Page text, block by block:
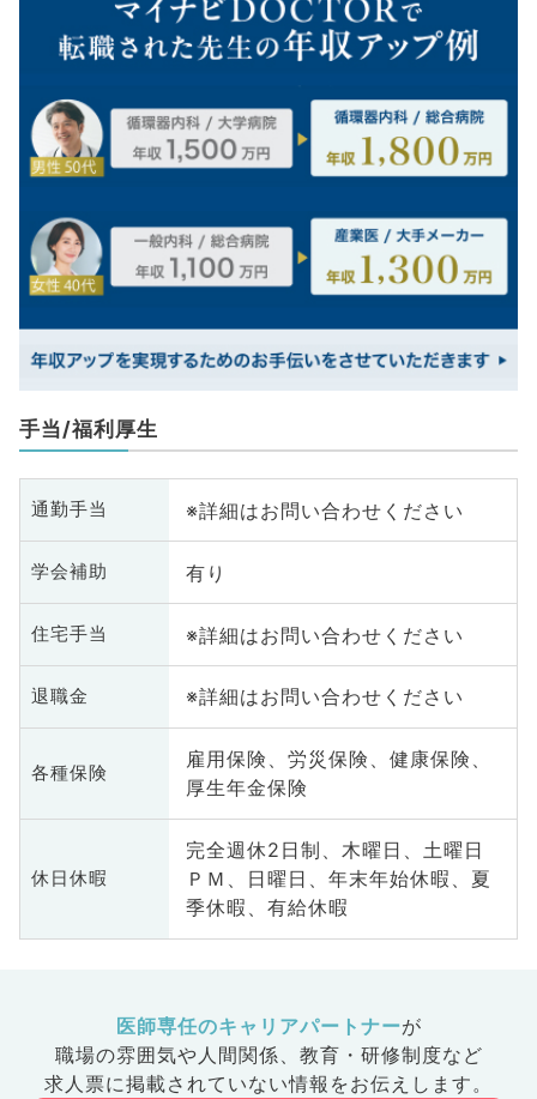
手当/福利厚生
通勤手当 ※詳細はお問い合わせください
学会補助 有り
住宅手当 ※詳細はお問い合わせください
退職金 ※詳細はお問い合わせください
各種保険
雇用保険、労災保険、健康保険、
厚生年金保険
休日休暇
完全週休2日制、木曜日、土曜日
ＰＭ、日曜日、年末年始休暇、夏
季休暇、有給休暇
医師専任のキャリアパートナーが
職場の雰囲気や人間関係、 教育・研修制度など
求人票に掲載されていない情報をお伝えします。